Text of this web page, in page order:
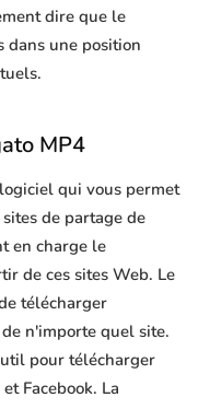
dire que le
dans une position
MP4
qui vous permet
de partage de
en charge le
de ces sites Web. Le
télécharger
n'importe quel site.
pour télécharger
Facebook. La